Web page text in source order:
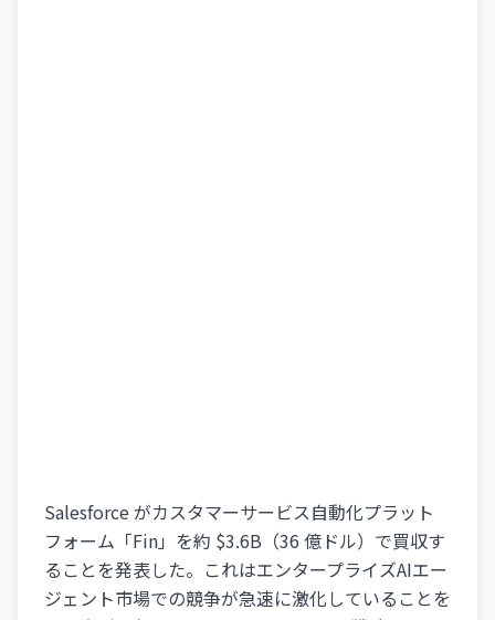
Salesforce がカスタマーサービス自動化プラット
フォーム「Fin」を約 $3.6B（36 億ドル）で買収す
ることを発表した。これはエンタープライズAIエー
ジェント市場での競争が急速に激化していることを